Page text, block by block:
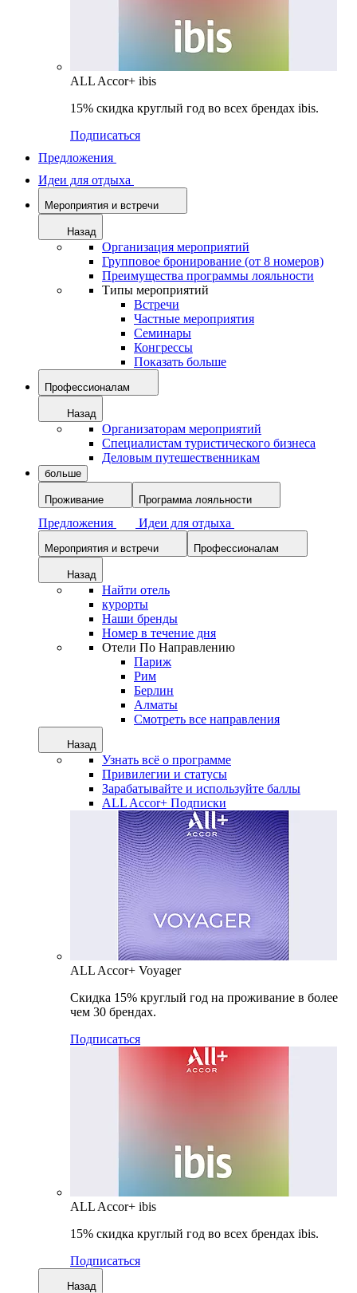
ALL Accor+ ibis
15% скидка круглый год во всех брендах ibis.
Подписаться
Предложения
Идеи для отдыха
Мероприятия и встречи
Назад
Организация мероприятий
Групповое бронирование (от 8 номеров)
Преимущества программы лояльности
Типы мероприятий
Встречи
Частные мероприятия
Семинары
Конгрессы
Показать больше
Профессионалам
Назад
Организаторам мероприятий
Специалистам туристического бизнеса
Деловым путешественникам
больше
Проживание Программа лояльности
Предложения Идеи для отдыха
Мероприятия и встречи Профессионалам
Назад
Найти отель
курорты
Наши бренды
Номер в течение дня
Отели По Направлению
Париж
Рим
Берлин
Алматы
Смотреть все направления
Назад
Узнать всё о программе
Привилегии и статусы
Зарабатывайте и используйте баллы
ALL Accor+ Подписки
ALL Accor+ Voyager
Скидка 15% круглый год на проживание в более
чем 30 брендах.
Подписаться
ALL Accor+ ibis
15% скидка круглый год во всех брендах ibis.
Подписаться
Назад